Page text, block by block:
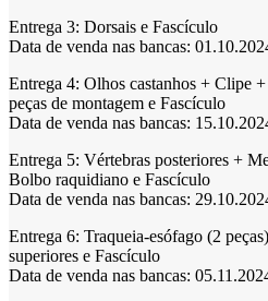
Entrega 3: Dorsais e Fascículo
Data de venda nas bancas:
Entrega 4: Olhos castanhos + Clipe
peças de montagem e Fascículo
Data de venda nas bancas:
Entrega 5: Vértebras posteriores +
Bolbo raquidiano e Fascículo
Data de venda nas bancas:
Entrega 6: Traqueia-esófago (2
superiores e Fascículo
Data de venda nas bancas: